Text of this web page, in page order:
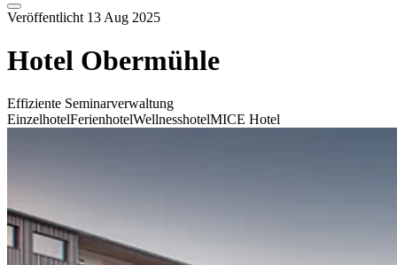
Veröffentlicht 13 Aug 2025
Hotel Obermühle
Effiziente Seminarverwaltung
EinzelhotelFerienhotelWellnesshotelMICE Hotel